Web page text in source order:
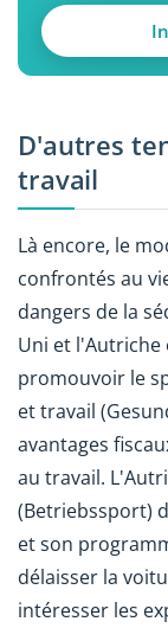
D'autres
travail
Là encore, le
confrontés au
dangers de la
Uni et
promouvoir le
et travail
avantages
au travail.
(Betriebssport)
et son
délaisser la
intéresser les